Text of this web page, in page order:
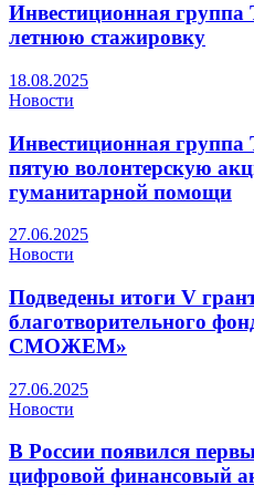
Инвестиционная
летнюю стажировку
18.08.2025
Новости
Инвестиционная
пятую волонтерскую
гуманитарной помощи
27.06.2025
Новости
Подведены итоги V
благотворительного
СМОЖЕМ»
27.06.2025
Новости
В России появился
цифровой финансовый